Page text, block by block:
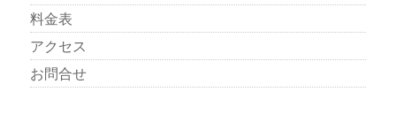
料金表
アクセス
お問合せ